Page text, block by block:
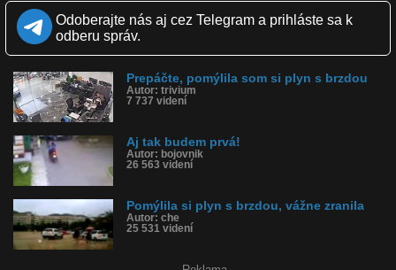
Kvalita:
Zverejnené: 22.1.2026 19:28
Páči sa: 50% (12 hlasov)
Dľžka: 0:35
Kategória: auto-moto
Tagy: brzda, plyn, pomýlila sa, havarovala, nehoda, fail,
zaparkovala, podnik, zrámovala ľudí
História sledovanosti videa:
Odoberajte nás aj cez Telegram a prihláste sa k
odberu správ.
Prepáčte, pomýlila som si plyn s brzdou
Autor: trivium
7 737 videní
Aj tak budem prvá!
Autor: bojovnik
26 563 videní
Pomýlila si plyn s brzdou, vážne zranila
Autor: che
25 531 videní